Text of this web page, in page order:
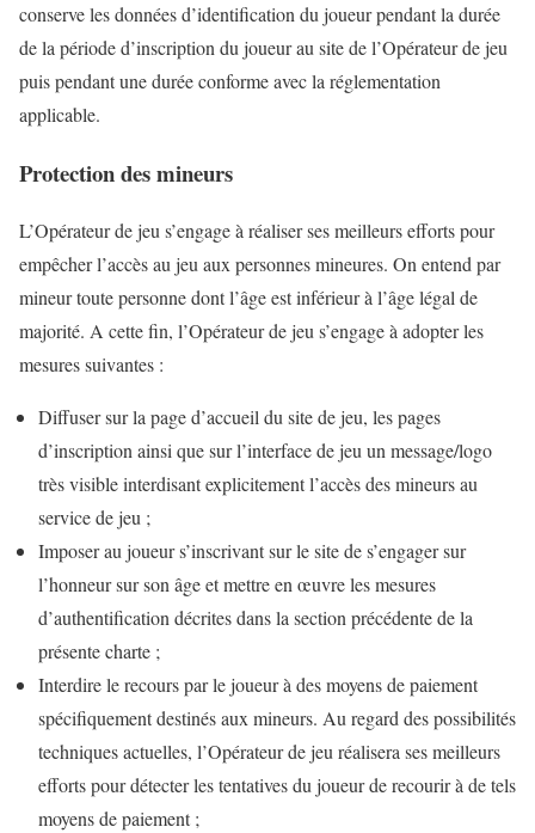
conserve les données d’identification du joueur pendant la durée
de la période d’inscription du joueur au site de l’Opérateur de jeu
puis pendant une durée conforme avec la réglementation
applicable.
Protection des mineurs
L’Opérateur de jeu s’engage à réaliser ses meilleurs efforts pour
empêcher l’accès au jeu aux personnes mineures. On entend par
mineur toute personne dont l’âge est inférieur à l’âge légal de
majorité. A cette fin, l’Opérateur de jeu s’engage à adopter les
mesures suivantes :
Diffuser sur la page d’accueil du site de jeu, les pages
d’inscription ainsi que sur l’interface de jeu un message/logo
très visible interdisant explicitement l’accès des mineurs au
service de jeu ;
Imposer au joueur s’inscrivant sur le site de s’engager sur
l’honneur sur son âge et mettre en œuvre les mesures
d’authentification décrites dans la section précédente de la
présente charte ;
Interdire le recours par le joueur à des moyens de paiement
spécifiquement destinés aux mineurs. Au regard des possibilités
techniques actuelles, l’Opérateur de jeu réalisera ses meilleurs
efforts pour détecter les tentatives du joueur de recourir à de tels
moyens de paiement ;